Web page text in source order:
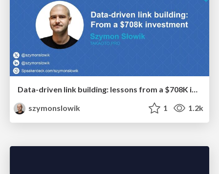
Data-driven link building: lessons from a $708K investment (BrightonSEO talk)
szymonslowik
1 1.2k